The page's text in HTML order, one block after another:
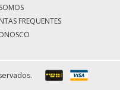
FREQUENTES